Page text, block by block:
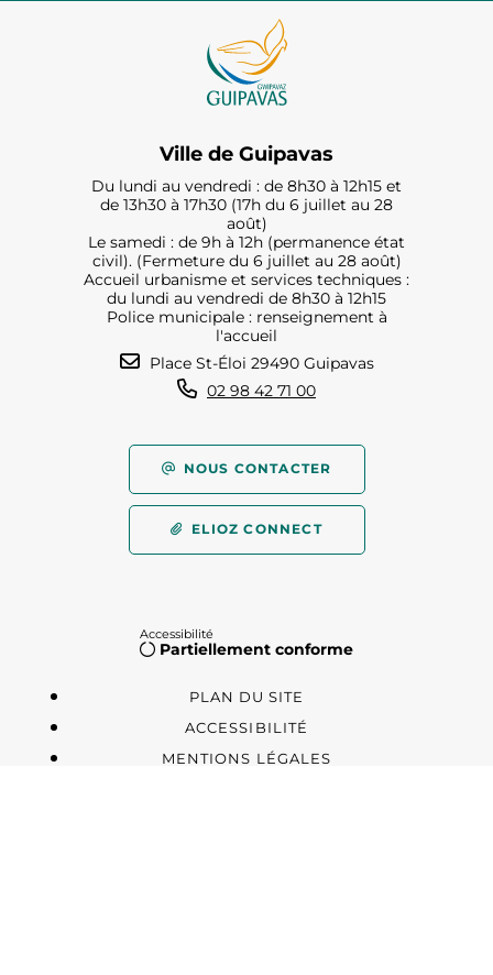
Ville de Guipavas
Du lundi au vendredi : de 8h30 à 12h15 et
de 13h30 à 17h30 (17h du 6 juillet au 28
août)
Le samedi : de 9h à 12h (permanence état
civil). (Fermeture du 6 juillet au 28 août)
Accueil urbanisme et services techniques :
du lundi au vendredi de 8h30 à 12h15
Police municipale : renseignement à
l'accueil
Place St-Éloi 29490 Guipavas
02 98 42 71 00
NOUS CONTACTER
ELIOZ CONNECT
Accessibilité
Partiellement conforme
PLAN DU SITE
ACCESSIBILITÉ
MENTIONS LÉGALES